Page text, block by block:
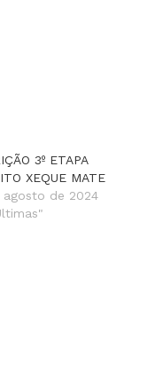
3º ETAPA
XEQUE MATE
agosto de 2024